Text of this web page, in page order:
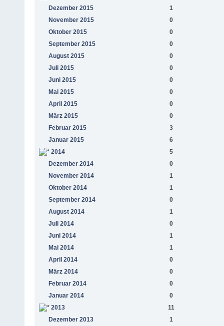
Dezember 2015
1
November 2015
0
Oktober 2015
0
September 2015
0
August 2015
0
Juli 2015
0
Juni 2015
0
Mai 2015
0
April 2015
0
März 2015
0
Februar 2015
3
Januar 2015
6
2014
5
Dezember 2014
0
November 2014
1
Oktober 2014
1
September 2014
0
August 2014
1
Juli 2014
0
Juni 2014
1
Mai 2014
1
April 2014
0
März 2014
0
Februar 2014
0
Januar 2014
0
2013
11
Dezember 2013
1